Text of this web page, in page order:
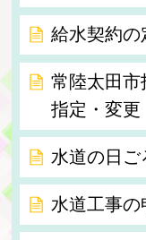
給水契約の
常陸太田市
指定・変更
水道の日ご
水道工事の